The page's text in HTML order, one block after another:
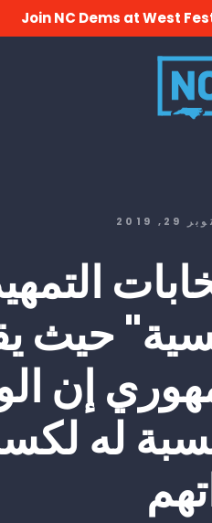
Join NC Dems at West
29, 2019
حيث
إن
له